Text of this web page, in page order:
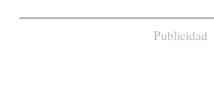
Publicidad